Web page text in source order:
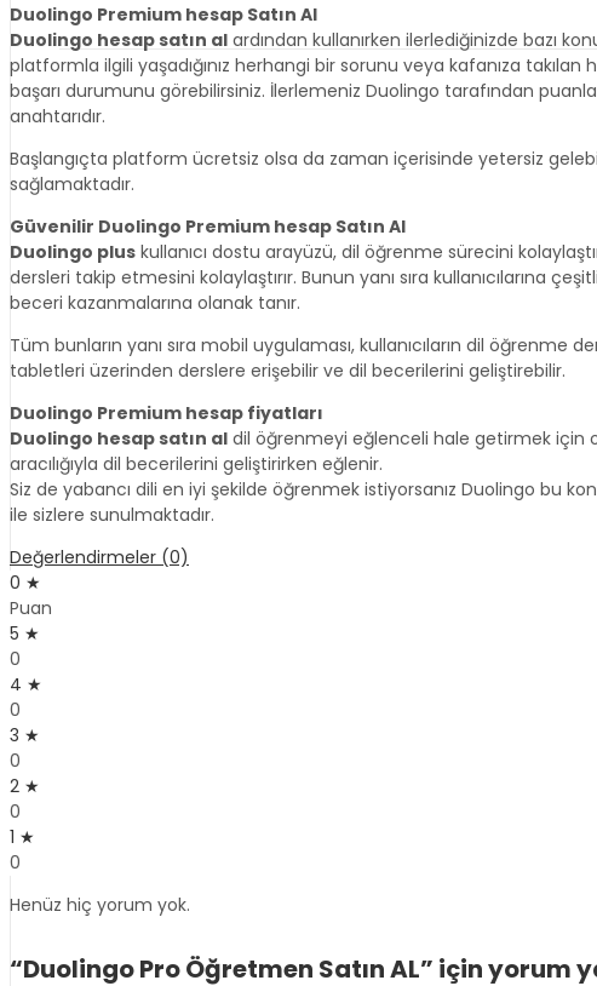
Duolingo Premium hesap Satın Al
Duolingo hesap satın al ardından kullanırken ilerlediğinizde bazı
platformla ilgili yaşadığınız herhangi bir sorunu veya kafanıza takılan
başarı durumunu görebilirsiniz. İlerlemeniz Duolingo tarafından
anahtarıdır.
Başlangıçta platform ücretsiz olsa da zaman içerisinde yetersiz
sağlamaktadır.
Güvenilir Duolingo Premium hesap Satın Al
Duolingo plus kullanıcı dostu arayüzü, dil öğrenme sürecini
dersleri takip etmesini kolaylaştırır. Bunun yanı sıra kullanıcılarına
beceri kazanmalarına olanak tanır.
Tüm bunların yanı sıra mobil uygulaması, kullanıcıların dil
tabletleri üzerinden derslere erişebilir ve dil becerilerini geliştirebilir.
Duolingo Premium hesap fiyatları
Duolingo hesap satın al dil öğrenmeyi eğlenceli hale getirmek için
aracılığıyla dil becerilerini geliştirirken eğlenir.
Siz de yabancı dili en iyi şekilde öğrenmek istiyorsanız Duolingo bu
ile sizlere sunulmaktadır.
Değerlendirmeler (0)
0 ★
Puan
5 ★
0
4 ★
0
3 ★
0
2 ★
0
1 ★
0
Henüz hiç yorum yok.
“Duolingo Pro Öğretmen Satın AL” için yorum